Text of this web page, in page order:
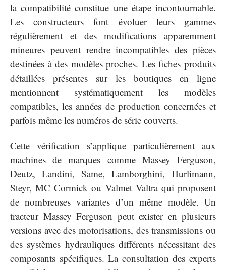
la compatibilité constitue une étape incontournable.
Les constructeurs font évoluer leurs gammes
régulièrement et des modifications apparemment
mineures peuvent rendre incompatibles des pièces
destinées à des modèles proches. Les fiches produits
détaillées présentes sur les boutiques en ligne
mentionnent systématiquement les modèles
compatibles, les années de production concernées et
parfois même les numéros de série couverts.
Cette vérification s’applique particulièrement aux
machines de marques comme Massey Ferguson,
Deutz, Landini, Same, Lamborghini, Hurlimann,
Steyr, MC Cormick ou Valmet Valtra qui proposent
de nombreuses variantes d’un même modèle. Un
tracteur Massey Ferguson peut exister en plusieurs
versions avec des motorisations, des transmissions ou
des systèmes hydrauliques différents nécessitant des
composants spécifiques. La consultation des experts